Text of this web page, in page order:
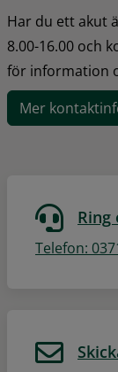
Har du ett akut
8.00-16.00 och
för information
Mer
Ring
Telefon: